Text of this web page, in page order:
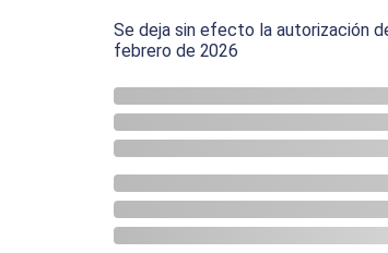
Se deja sin efecto la autorización
febrero de 2026